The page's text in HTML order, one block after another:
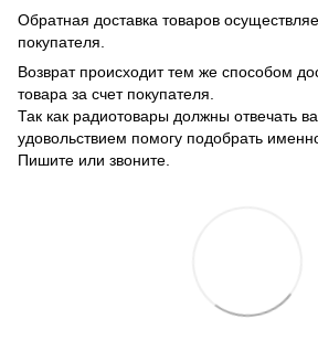
Обратная доставка товаров
покупателя.
Возврат происходит тем же способом
товара за счет покупателя.
Так как радиотовары должны отвечать
удовольствием помогу подобрать
Пишите или звоните.